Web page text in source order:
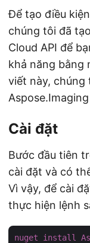
Để tạo điều
chúng tôi đã
Cloud API để
khả năng bằng
viết này, chúng
Cài đặt
Bước đầu tiên
cài đặt và có
Vì vậy, để cài
thực hiện lệnh
nuget install